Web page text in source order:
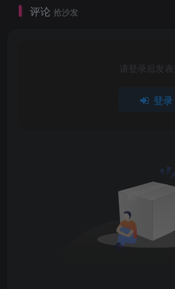
评论 抢沙发
请登录后发
登录